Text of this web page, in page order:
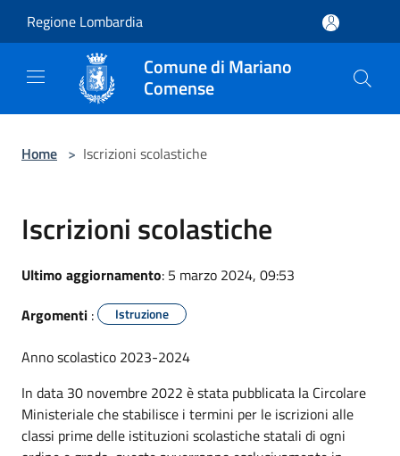
Regione Lombardia
Comune di Mariano
Comense
Home > Iscrizioni scolastiche
Iscrizioni scolastiche
Ultimo aggiornamento: 5 marzo 2024, 09:53
Argomenti : Istruzione
Anno scolastico 2023-2024
In data 30 novembre 2022 è stata pubblicata la Circolare
Ministeriale che stabilisce i termini per le iscrizioni alle
classi prime delle istituzioni scolastiche statali di ogni